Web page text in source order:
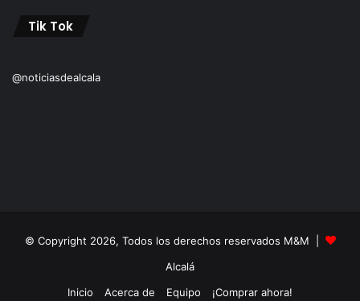
Tik Tok
@noticiasdealcala
© Copyright 2026, Todos los derechos reservados M&M |
Alcalá
Inicio
Acerca de Equipo ¡Comprar ahora!